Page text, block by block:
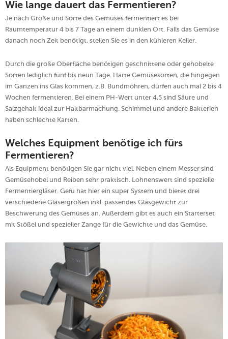
Wie lange dauert das Fermentieren?
Je nach Größe und Sorte des Gemüses fermentiert es bei
Raumtemperatur 4 bis 7 Tage an einem dunklen Ort. Falls das Gemüse
danach noch Zeit benötigt, stellen Sie es in den kühleren Keller.
Durch die große Oberfläche benötigen geschnittene oder gehobelte
Sorten lediglich fünf bis neun Tage. Harte Gemüsesorten, die hingegen
im Ganzen ins Glas kommen, z.B. Bundmöhren, dürfen auch mal 2 bis 4
Wochen fermentieren. Bei einem PH-Wert unter 4,5 sind Säure und
Salzgehalt ideal zur Haltbarmachung. Schimmel und andere Bakterien
haben schlechte Karten.
Welches Equipment benötige ich fürs
Fermentieren?
Als Equipment benötigen Sie gar nicht viel. Neben einem Messer sind
Gemüsehobel und Reiben sehr praktisch. Lohnenswert sind spezielle
Fermentiergläser. Gefu hat hier ein super System und bietet drei
verschiedene Gläsergrößen inkl. passendes Glasgewicht zur
Beschwerung des Gemüses an. Außerdem gibt es auch ein Starterset
mit Stößel und spezieller Zange für die Gewichte und das Gemüse.